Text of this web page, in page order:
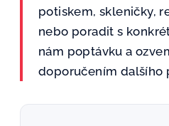
potiskem, skleničky,
nebo poradit s
nám poptávku a
doporučením dalšího